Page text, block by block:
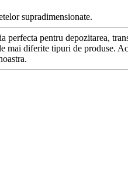
supradimensionate.
pentru depozitarea,
mai diferite tipuri de produse.